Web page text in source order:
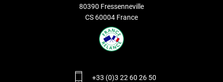
80390 Fressenneville
CS 60004 France
+33 (0)3 22 60 26 50